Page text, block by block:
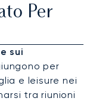
Per
sui
per
e leisure nei
tra riunioni